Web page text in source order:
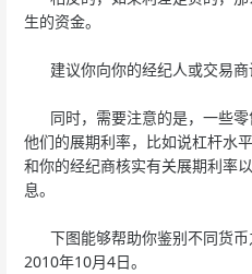
生的资金。
建议你向你的经纪人或交易商
同时，需要注意的是，一些零
他们的展期利率，比如说杠杆水
和你的经纪商核实有关展期利率
息。
下图能够帮助你鉴别不同货币
2010年10月4日。